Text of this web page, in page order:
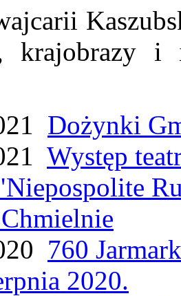
krajobrazy
Dożynki
Występ
760
2020.